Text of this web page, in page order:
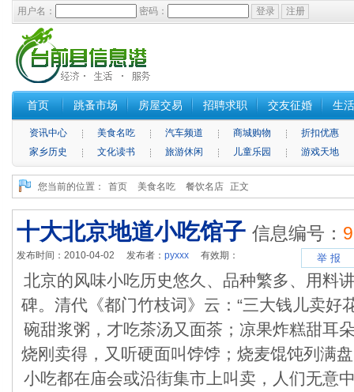
用户名： 密码：
首页 跳蚤市场 房屋交易 招聘求职 交友征婚 生
资讯中心 美食名吃 汽车频道 商城购物
折扣优惠
家乡历史
文化读书 旅游休闲 儿童乐园 游戏天地
您当前的位置： 首页 美食名吃 餐饮名店 正文
十大北京地道小吃馆子 信息编号：
发布时间：2010-04-02 发布者： pyxxx 有效期： 举 报
北京的风味小吃历史悠久、品种繁多、用料
碑。清代《都门竹枝词》云：“三大钱儿卖好
碗甜浆粥，才吃茶汤又面茶；凉果炸糕甜耳
烧刚卖得，又听硬面叫饽饽；烧麦馄饨列满
小吃都在庙会或沿街集市上叫卖，人们无意